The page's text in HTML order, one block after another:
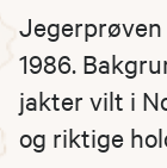
1986.
jakter vilt i
og riktige